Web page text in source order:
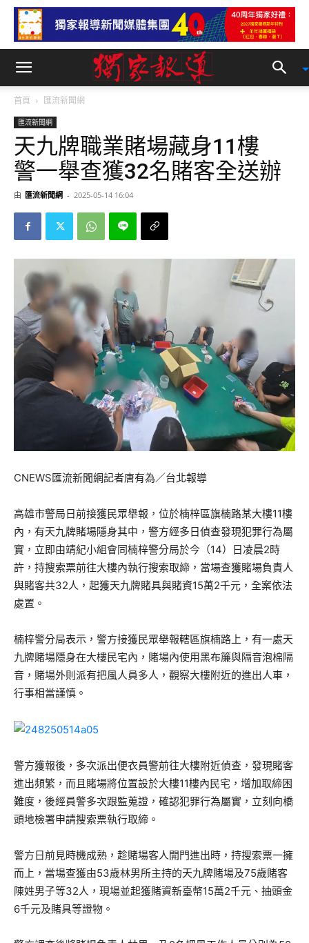
首頁 匯流新聞網
匯流新聞網
天九牌職業賭場藏身11樓
警一舉查獲32名賭客全送辦
由 匯流新聞網 - 2025-05-14 16:04
CNEWS匯流新聞網記者唐有為／台北報導
高雄市警局日前接獲民眾舉報，位於楠梓區旗楠路某大樓11樓
內，有天九牌賭場隱身其中，警方經多日偵查發現犯罪行為屬
實，立即由靖紀小組會同楠梓警分局於今（14）日凌晨2時
許，持搜索票前往大樓內執行搜索取締，當場查獲賭場負責人
與賭客共32人，起獲天九牌賭具與賭資15萬2千元，全案依法
處置。
楠梓警分局表示，警方接獲民眾舉報轄區旗楠路上，有一處天
九牌賭場隱身在大樓民宅內，賭場內使用黑布簾與隔音泡棉隔
音，賭場外則派有把風人員多人，觀察大樓附近的進出人車，
行事相當謹慎。
警方獲報後，多次派出便衣員警前往大樓附近偵查，發現賭客
進出頻繁，而且賭場將位置設於大樓11樓內民宅，增加取締困
難度，後經員警多次跟監蒐證，確認犯罪行為屬實，立刻向橋
頭地檢署申請搜索票執行取締。
警方日前見時機成熟，趁賭場客人開門進出時，持搜索票一擁
而上，當場查獲由53歲林男所主持的天九牌賭場及75歲賭客
陳姓男子等32人，現場並起獲賭資新臺幣15萬2千元、抽頭金
6千元及賭具等證物。